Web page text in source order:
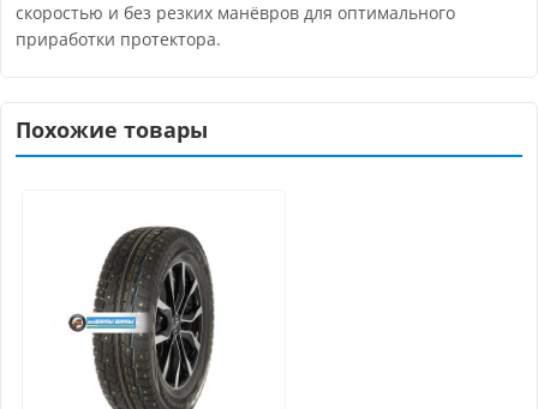
скоростью и без резких манёвров для оптимального
приработки протектора.
Похожие товары